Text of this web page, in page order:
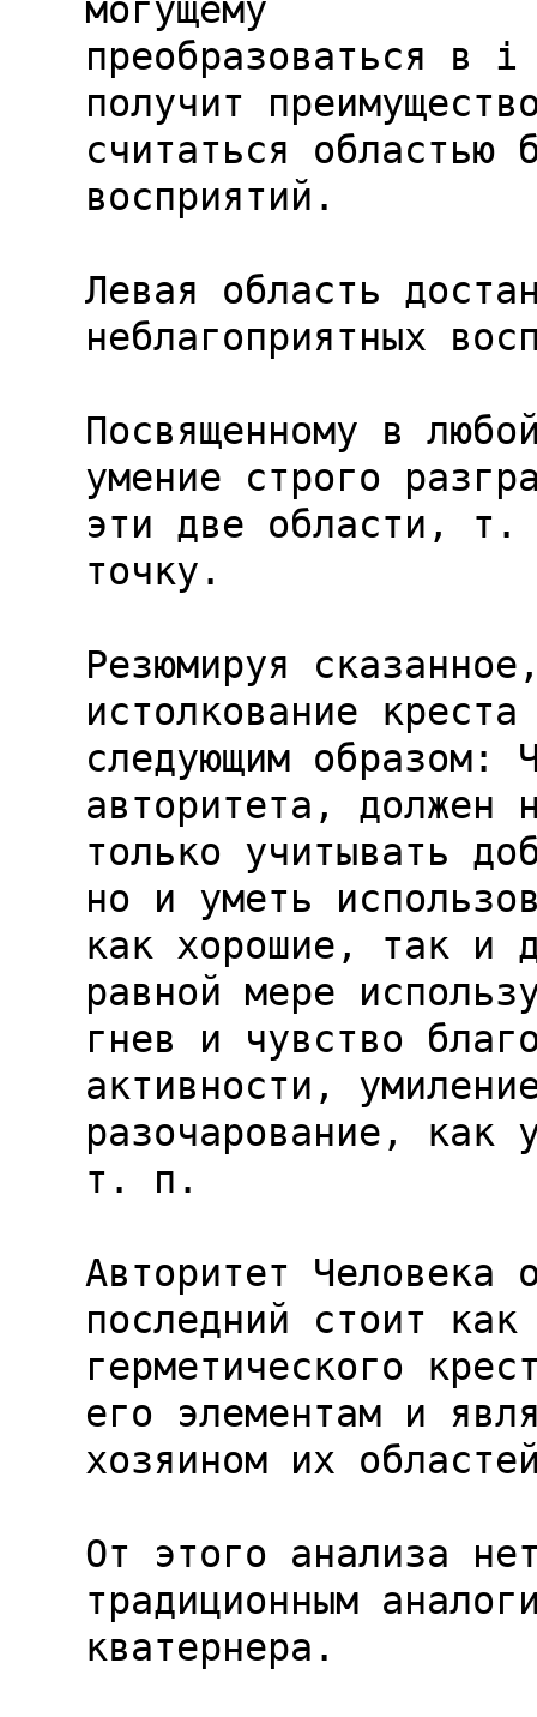
могущему
преобразоваться в i
получит
считаться областью
восприятий.
Левая область
неблагоприятных
Посвященному в
умение строго
эти две области, т.
точку.
Резюмируя
истолкование креста
следующим образом:
авторитета, должен
только учитывать
но и уметь
как хорошие, так и
равной мере
гнев и чувство
активности,
разочарование, как
т. п.
Авторитет Человека
последний стоит
герметического
его элементам и
хозяином их
От этого анализа
традиционным
кватернера.